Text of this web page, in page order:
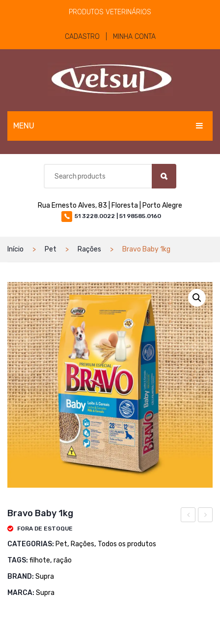
PRODUTOS VETERINÁRIOS
CADASTRO | MINHA CONTA
MENU
EQUINOS
BOVINOS E OVINOS
MATERIAIS E EQUIPAMENTOS
Rua Ernesto Alves, 83 | Floresta | Porto Alegre
51 3228.0022 | 51 98585.0160
Início Pet Rações Bravo Baby 1kg
Bravo Baby 1kg
FORA DE ESTOQUE
CATEGORIAS: Pet, Rações, Todos os produtos
TAGS: filhote, ração
BRAND: Supra
MARCA: Supra